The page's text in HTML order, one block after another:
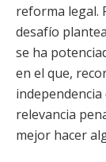
reforma legal.
desafío
se ha
en el que,
relevancia
mejor hacer